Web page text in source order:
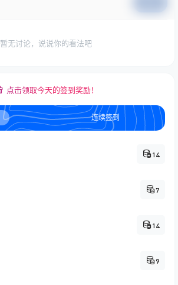
暂无讨论，说说你的看法吧
点击领取今天的签到奖励！
连续签到
14
7
14
9